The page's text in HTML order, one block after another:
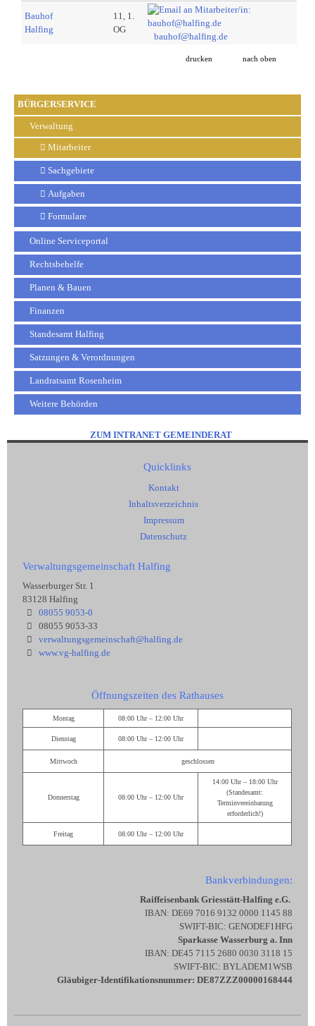
BÜRGERSERVICE
Verwaltung
Mitarbeiter
Sachgebiete
Aufgaben
Formulare
Online Serviceportal
Rechtsbehelfe
Planen & Bauen
Finanzen
Standesamt Halfing
Satzungen & Verordnungen
Landratsamt Rosenheim
Weitere Behörden
Bauhof
Halfing
11, 1.
OG
bauhof@halfing.de
drucken nach oben
ZUM INTRANET GEMEINDERAT
Quicklinks
Kontakt
Inhaltsverzeichnis
Impressum
Datenschutz
Verwaltungsgemeinschaft Halfing
Wasserburger Str. 1
83128 Halfing
08055 9053-0
08055 9053-33
verwaltungsgemeinschaft@halfing.de
www.vg-halfing.de
Öffnungszeiten des Rathauses
Montag 08:00 Uhr – 12:00 Uhr
Dienstag 08:00 Uhr – 12:00 Uhr
Mittwoch geschlossen
Donnerstag 08:00 Uhr – 12:00 Uhr
14:00 Uhr – 18:00 Uhr
(Standesamt:
Terminvereinbarung
erforderlich!)
Freitag 08:00 Uhr – 12:00 Uhr
Bankverbindungen:
Raiffeisenbank Griesstätt-Halfing e.G.
IBAN: DE69 7016 9132 0000 1145 88
SWIFT-BIC: GENODEF1HFG
Sparkasse Wasserburg a. Inn
IBAN: DE45 7115 2680 0030 3118 15
SWIFT-BIC: BYLADEM1WSB
Gläubiger-Identifikationsnummer: DE87ZZZ00000168444